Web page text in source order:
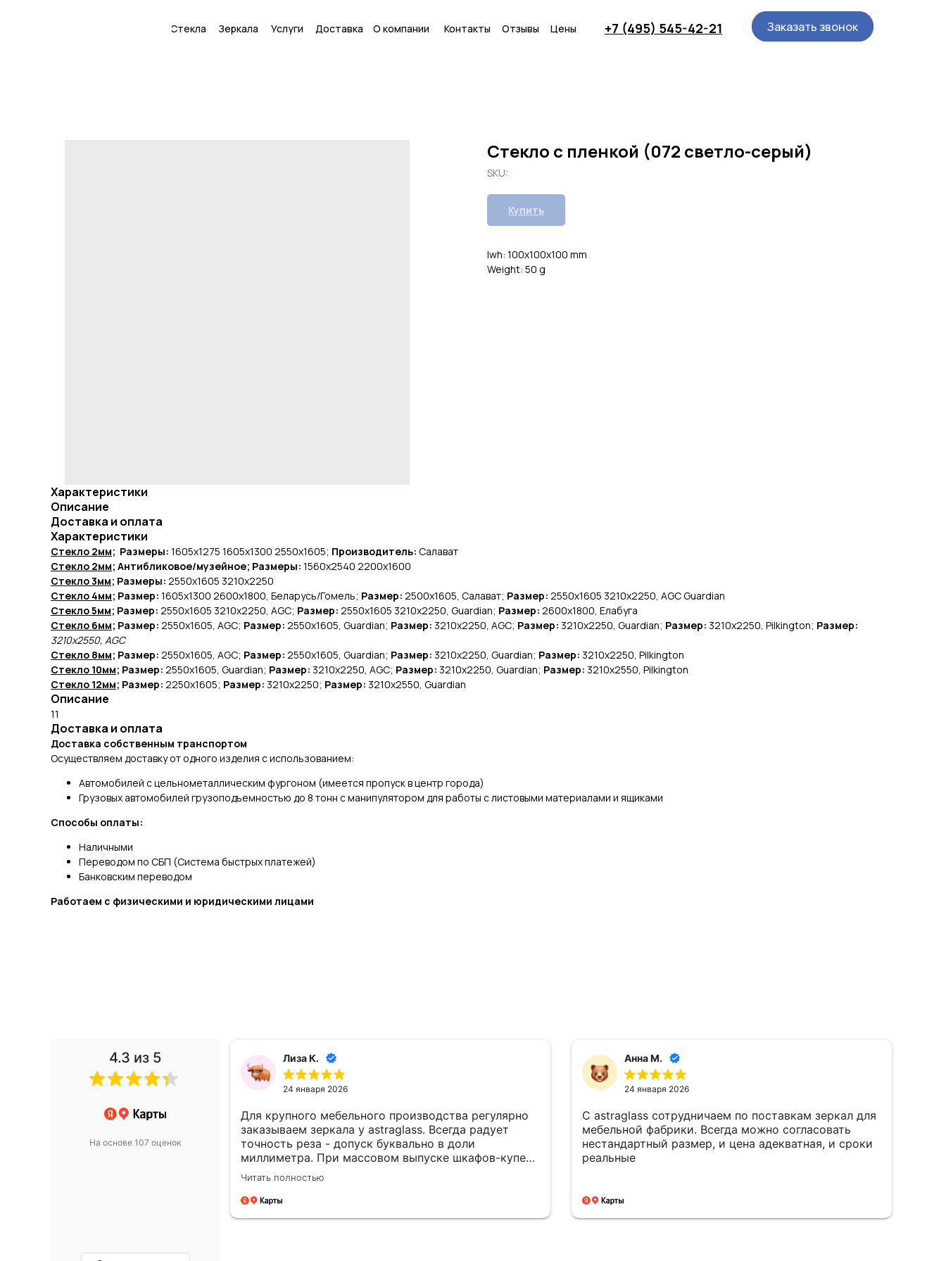
Стекла Зеркала Услуги Доставка О компании Цены
Отзывы Заказать звонок
Заказать звонок
+7 (495) 545-42-21
Контакты
Стекло с пленкой (072 светло-серый)
SKU:
Купить
lwh: 100x100x100 mm
Weight: 50 g
Характеристики
Описание
Доставка и оплата
Характеристики
Стекло 2мм; Размеры: 1605х1275 1605х1300 2550х1605; Производитель: Салават
Стекло 2мм; Антибликовое/музейное; Размеры: 1560х2540 2200х1600
Стекло 3мм; Размеры: 2550х1605 3210х2250
Стекло 4мм; Размер: 1605х1300 2600х1800, Беларусь/Гомель; Размер: 2500х1605, Салават; Размер: 2550х1605 3210х2250, AGC Guardian
Стекло 5мм; Размер: 2550х1605 3210х2250, AGC; Размер: 2550х1605 3210х2250, Guardian; Размер: 2600х1800, Елабуга
Стекло 6мм; Размер: 2550х1605, AGC; Размер: 2550х1605, Guardian; Размер: 3210х2250, AGC; Размер: 3210х2250, Guardian; Размер: 3210х2250, Pilkington; Размер:
3210х2550, AGC
Стекло 8мм; Размер: 2550х1605, AGC; Размер: 2550х1605, Guardian; Размер: 3210х2250, Guardian; Размер: 3210х2250, Pilkington
Стекло 10мм; Размер: 2550х1605, Guardian; Размер: 3210х2250, AGC; Размер: 3210х2250, Guardian; Размер: 3210х2550, Pilkington
Стекло 12мм; Размер: 2250х1605; Размер: 3210х2250; Размер: 3210х2550, Guardian
Описание
11
Доставка и оплата
Доставка собственным транспортом
Осуществляем доставку от одного изделия с использованием:
Автомобилей с цельнометаллическим фургоном (имеется пропуск в центр города)
Грузовых автомобилей грузоподъемностью до 8 тонн с манипулятором для работы с листовыми материалами и ящиками
Способы оплаты:
Наличными
Переводом по СБП (Система быстрых платежей)
Банковским переводом
Работаем с физическими и юридическими лицами
4.3 из 5
На основе 107 оценок
Всё четко, хорошая стоимость.
Лиза К.
24 января 2026
Для крупного мебельного производства регулярно
заказываем зеркала у astraglass. Всегда радует
точность реза - допуск буквально в доли
миллиметра. При массовом выпуске шкафов-купе
это очень критично. Доставка собственным
автопарком, никаких простоев из-за логистики.
Упаковка продумана до мелочей: каждый лист
Читать полностью
Анна М.
24 января 2026
С astraglass сотрудничаем по поставкам зеркал для
мебельной фабрики. Всегда можно согласовать
нестандартный размер, и цена адекватная, и сроки
реальные